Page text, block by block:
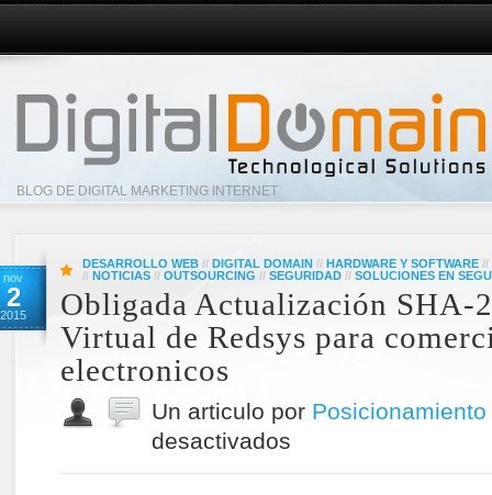
BLOG DE DIGITAL MARKETING INTERNET
nov
2
2015
DESARROLLO WEB // DIGITAL DOMAIN // HARDWARE Y SOFTWARE //
// NOTICIAS // OUTSOURCING // SEGURIDAD // SOLUCIONES EN
Obligada Actualización SHA-
Virtual de Redsys para
electronicos
Un articulo por Posicionamiento
desactivados